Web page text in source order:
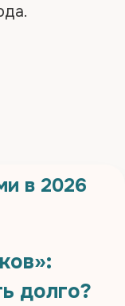
в 2026
долго?